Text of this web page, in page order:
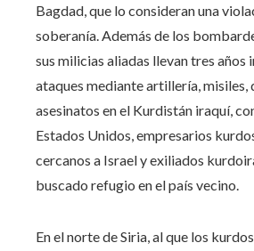
Bagdad, que lo consideran una
soberanía. Además de los
sus milicias aliadas llevan tres años
ataques mediante artillería, misiles,
asesinatos en el Kurdistán iraquí,
Estados Unidos, empresarios
cercanos a Israel y exiliados
buscado refugio en el país vecino.
En el norte de Siria, al que los